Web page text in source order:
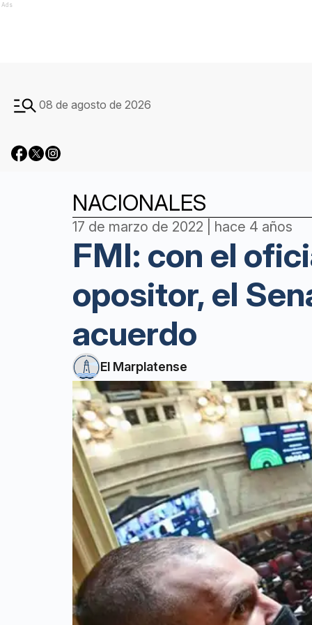
Ads
08 de agosto de 2026
NACIONALES
17 de marzo de 2022 | hace 4 años
FMI: con el
opositor, el
acuerdo
El Marplatense